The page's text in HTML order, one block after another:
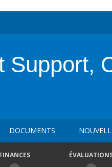
Support,
DOCUMENTS
FINANCES